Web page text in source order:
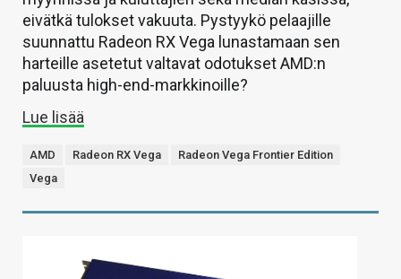
eivätkä tulokset vakuuta. Pystyykö pelaajille
suunnattu Radeon RX Vega lunastamaan sen
harteille asetetut valtavat odotukset AMD:n
paluusta high-end-markkinoille?
Lue lisää
AMD Radeon RX Vega
Radeon Vega Frontier Edition
Vega